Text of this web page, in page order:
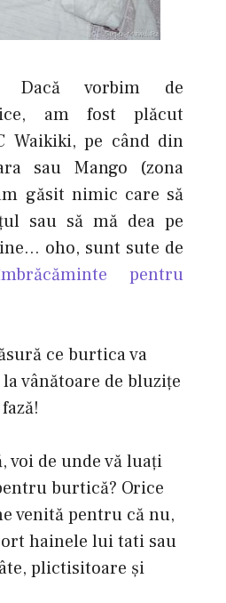
Dacă vorbim de
am fost plăcut
Waikiki, pe când din
sau Mango (zona
găsit nimic care să
sau să mă dea pe
oho, sunt sute de
pentru
ce burtica va
vânătoare de bluziţe
voi de unde vă luaţi
burtică? Orice
venită pentru că nu,
hainele lui tati sau
plictisitoare şi